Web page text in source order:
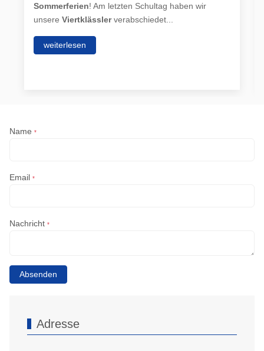
Sommerferien! Am letzten Schultag haben wir
unsereViertklässlerverabschiedet...
weiterlesen
Name*
Email*
Nachricht*
Absenden
Adresse